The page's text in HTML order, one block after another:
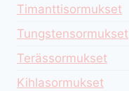
Timanttisormukset
Tungstensormukset
Terässormukset
Kihlasormukset